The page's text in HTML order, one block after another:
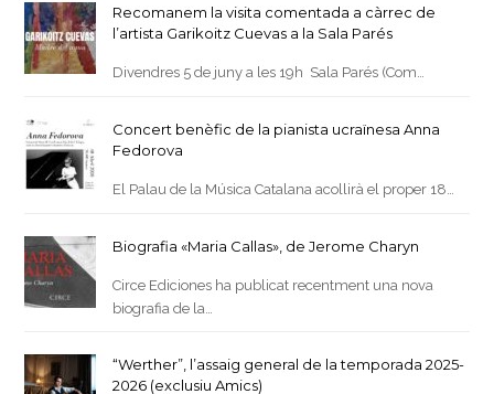
Recomanem la visita comentada a càrrec de
l’artista Garikoitz Cuevas a la Sala Parés
Divendres 5 de juny a les 19h Sala Parés (Com…
Concert benèfic de la pianista ucraïnesa Anna
Fedorova
El Palau de la Música Catalana acollirà el proper 18…
Biografia «Maria Callas», de Jerome Charyn
Circe Ediciones ha publicat recentment una nova
biografia de la…
“Werther”, l’assaig general de la temporada 2025-
2026 (exclusiu Amics)